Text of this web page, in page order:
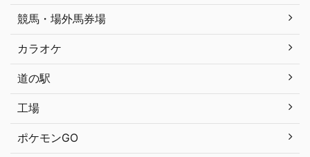
競馬・場外馬券場
カラオケ
道の駅
工場
ポケモンGO